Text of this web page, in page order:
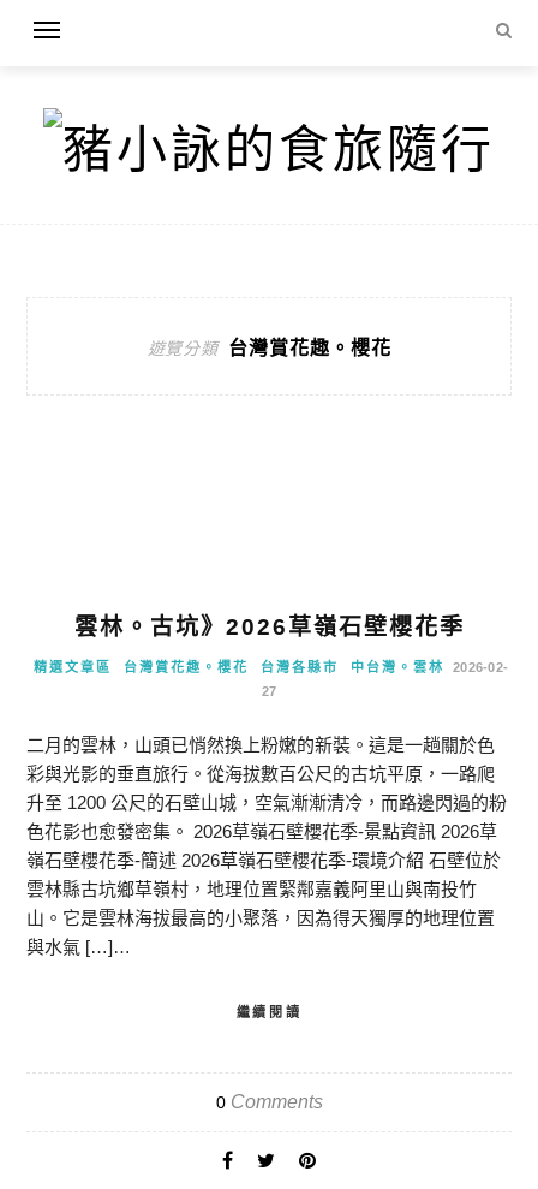
遊覽分類 台灣賞花趣。櫻花
雲林。古坑》2026草嶺石壁櫻花季
精選文章區 台灣賞花趣。櫻花 台灣各縣市 中台灣。雲林
2026-02-
27
二月的雲林，山頭已悄然換上粉嫩的新裝。這是一趟關於色
彩與光影的垂直旅行。從海拔數百公尺的古坑平原，一路爬
升至 1200 公尺的石壁山城，空氣漸漸清冷，而路邊閃過的粉
色花影也愈發密集。 2026草嶺石壁櫻花季-景點資訊 2026草
嶺石壁櫻花季-簡述 2026草嶺石壁櫻花季-環境介紹 石壁位於
雲林縣古坑鄉草嶺村，地理位置緊鄰嘉義阿里山與南投竹
山。它是雲林海拔最高的小聚落，因為得天獨厚的地理位置
與水氣 […]…
繼續閱讀
0Comments